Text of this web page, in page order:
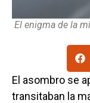
El enigma de la
El asombro se
transitaban la